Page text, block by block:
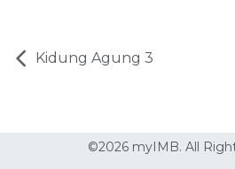
Kidung Agung 3
©2026 myIMB. All